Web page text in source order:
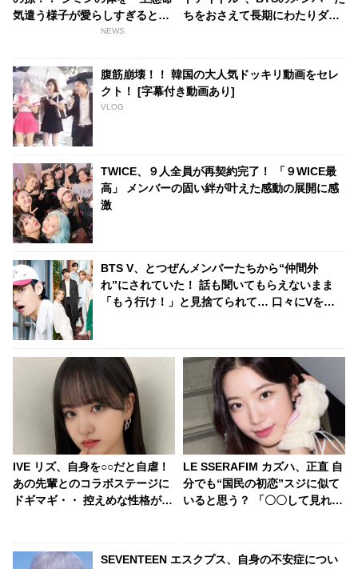
気遣う様子が愛らしすぎると話
題に…嬉しそうなジミンの姿に
に感動
NEWS
ちをおさえて長期にわたりダン
腹筋崩壊！！ 韓国の大人気ドッキリ動画をセレ
クト！ [字幕付き動画あり]
VLOG
TWICE、９人全員が再契約完了！ 「９WICE最
高」 メンバーの固い絆が叶えた感動の展開に感
激
BTS V、とつぜんメンバーたちから“仲間外
れ”にされていた！ 話も聞いてもらえないまま
「もう行け！」と見捨てられて… 口々にVをバ
IVE リズ、自身を○○だと自虐！
あの先輩とのコラボステージに
ドギマギ・・ 控えめな性格が全
LE SSERAFIM カズハ、正直 自
分でも“国民の初恋”スジに似て
いると思う？ 「〇〇して見れ
SEVENTEEN エスクプス、自身の不安症につい